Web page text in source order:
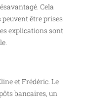
Cela
être prises
explications sont
et Frédéric. Le
bancaires, un